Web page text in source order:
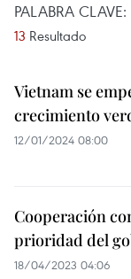
PALABRA CLAVE:
13 Resultado
Vietnam se
crecimiento
12/01/2024 08:00
Cooperación
prioridad del
18/04/2023 04:06